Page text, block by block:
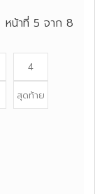
หน้าที่ 5 จาก 8
4
สุดท้าย